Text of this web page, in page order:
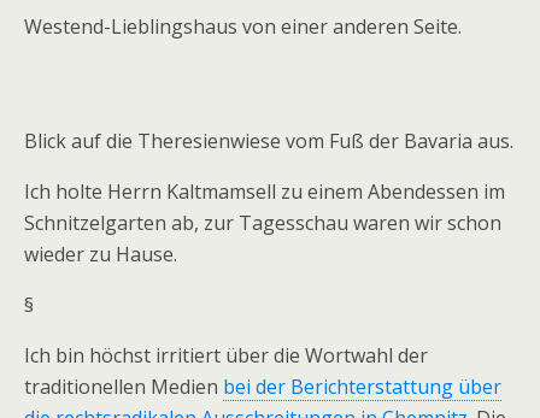
Westend-Lieblingshaus von einer anderen Seite.
Blick auf die Theresienwiese vom Fuß der Bavaria aus.
Ich holte Herrn Kaltmamsell zu einem Abendessen im
Schnitzelgarten ab, zur Tagesschau waren wir schon
wieder zu Hause.
§
Ich bin höchst irritiert über die Wortwahl der
traditionellen Medien bei der Berichterstattung über